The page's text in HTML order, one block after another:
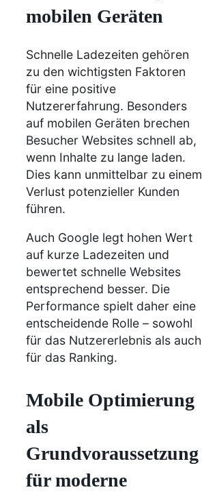
mobilen Geräten
Schnelle Ladezeiten gehören
zu den wichtigsten Faktoren
für eine positive
Nutzererfahrung. Besonders
auf mobilen Geräten brechen
Besucher Websites schnell ab,
wenn Inhalte zu lange laden.
Dies kann unmittelbar zu einem
Verlust potenzieller Kunden
führen.
Auch Google legt hohen Wert
auf kurze Ladezeiten und
bewertet schnelle Websites
entsprechend besser. Die
Performance spielt daher eine
entscheidende Rolle – sowohl
für das Nutzererlebnis als auch
für das Ranking.
Mobile Optimierung
als
Grundvoraussetzung
für moderne